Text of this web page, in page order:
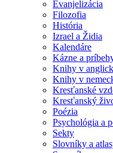
Evanjelizácia
Filozofia
História
Izrael a Židia
Kalendáre
Kázne a
Knihy v
Knihy v
Kresťanské
Kresťanský
Poézia
Psychológia a
Sekty
Slovníky a